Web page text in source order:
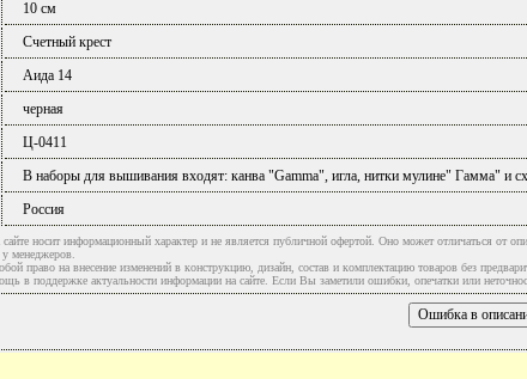
10 см
Счетный крест
Аида 14
черная
Ц-0411
В наборы для вышивания входят: канва "Gamma", игла, нитки мулине" Гамма" и
Россия
носит информационный характер и не является публичной офертой. Оно может отличаться от
менеджеров.
право на внесение изменений в конструкцию, дизайн, состав и комплектацию товаров без
в поддержке актуальности информации на сайте. Если Вы заметили ошибки, опечатки или